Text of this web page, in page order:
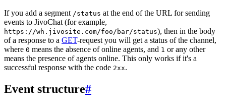
If you add a segment /status at the end of the URL for sending
events to JivoChat (for example,
https://wh.jivosite.com/foo/bar/status), then in the body
of a response to a GET-request you will get a status of the channel,
where 0 means the absence of online agents, and 1 or any other
means the presence of agents online. This only works if it's a
successful response with the code 2xx.
Event structure#